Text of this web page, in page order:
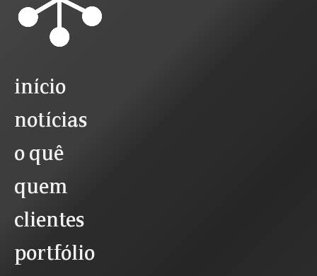
início
notícias
o quê
quem
clientes
portfólio